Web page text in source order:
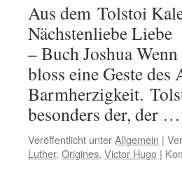
Aus dem Tolstoi
Nächstenliebe
– Buch Joshua
bloss eine Geste
Barmherzigkeit.
besonders der, der …
Veröffentlicht unterAllgemein |
Luther, Origines, Victor Hugo |